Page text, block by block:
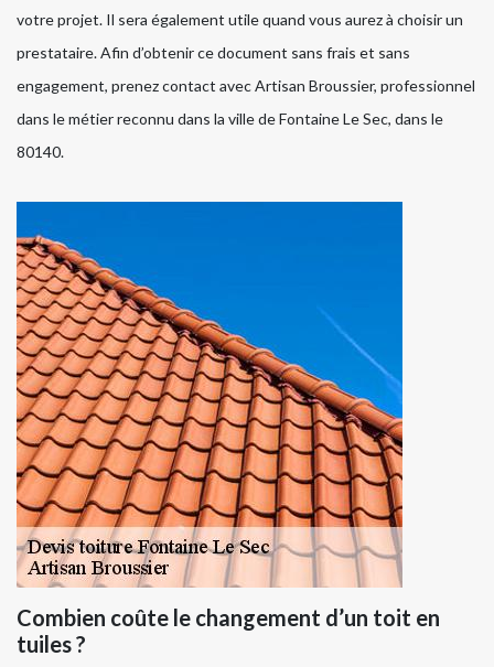
votre projet. Il sera également utile quand vous aurez à choisir un
prestataire. Afin d’obtenir ce document sans frais et sans
engagement, prenez contact avec Artisan Broussier, professionnel
dans le métier reconnu dans la ville de Fontaine Le Sec, dans le
80140.
Combien coûte le changement d’un toit en
tuiles ?